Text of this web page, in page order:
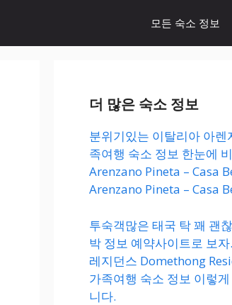
모든 숙소 정보
더 많은 숙소 정보
분위기있는 이탈리아 아렌
족여행 숙소 정보 한눈에
Arenzano Pineta – Casa
Arenzano Pineta – Casa
투숙객많은 태국 탁 꽤 괜
박 정보 예약사이트로 보
레지던스 Domethong
가족여행 숙소 정보 이렇
니다.